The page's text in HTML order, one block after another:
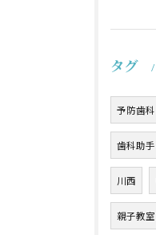
タグ
予防歯科
歯科助手
川西
親子教室